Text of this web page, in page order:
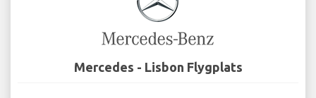
Mercedes - Lisbon Flygplats